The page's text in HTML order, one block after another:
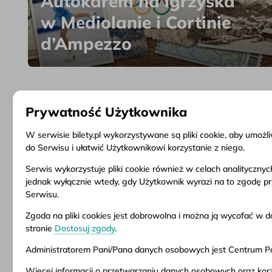
w Mediolanie i Cortinie
d’Ampezzo
Informacje
O firmie
Aktualności
Inspiracje
Obsługa klienta
Zwrot biletu
Prywatność Użytkownika
W serwisie bilety.pl wykorzystywane są pliki cookie, aby
do Serwisu i ułatwić Użytkownikowi korzystanie z niego.
Serwis wykorzystuje pliki cookie również w celach
jednak wyłącznie wtedy, gdy Użytkownik wyrazi na to zgodę
Serwisu.
Zgoda na pliki cookies jest dobrowolna i można ją wycofać w
stronie Dostosuj zgody.
Administratorem Pani/Pana danych osobowych jest Centrum